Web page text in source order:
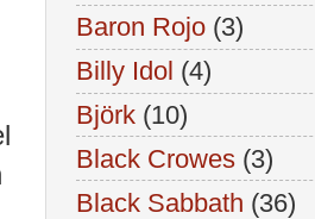
Baron Rojo (3)
Billy Idol (4)
Björk (10)
Black Crowes (3)
Black Sabbath (36)